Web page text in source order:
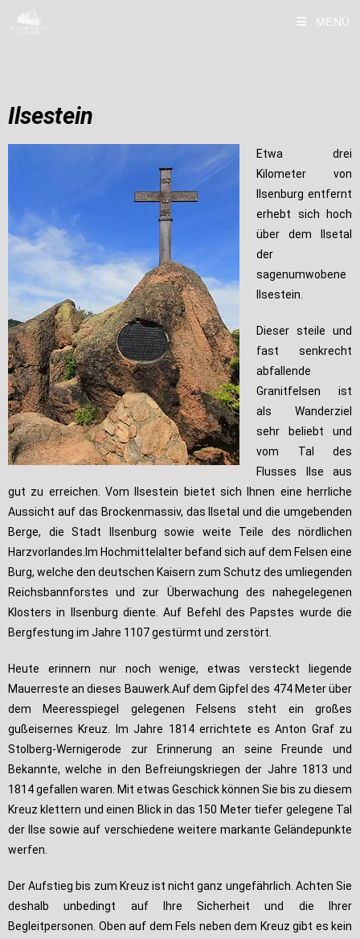
MENÜ
Ilsestein
Etwa drei
Kilometer von
Ilsenburg entfernt
erhebt sich hoch
über dem Ilsetal
der
sagenumwobene
Ilsestein.
Dieser steile und
fast senkrecht
abfallende
Granitfelsen ist
als Wanderziel
sehr beliebt und
vom Tal des
Flusses Ilse aus
gut zu erreichen. Vom Ilsestein bietet sich Ihnen eine herrliche
Aussicht auf das Brockenmassiv, das Ilsetal und die umgebenden
Berge, die Stadt Ilsenburg sowie weite Teile des nördlichen
Harzvorlandes.Im Hochmittelalter befand sich auf dem Felsen eine
Burg, welche den deutschen Kaisern zum Schutz des umliegenden
Reichsbannforstes und zur Überwachung des nahegelegenen
Klosters in Ilsenburg diente. Auf Befehl des Papstes wurde die
Bergfestung im Jahre 1107 gestürmt und zerstört.
Heute erinnern nur noch wenige, etwas versteckt liegende
Mauerreste an dieses Bauwerk.Auf dem Gipfel des 474 Meter über
dem Meeresspiegel gelegenen Felsens steht ein großes
gußeisernes Kreuz. Im Jahre 1814 errichtete es Anton Graf zu
Stolberg-Wernigerode zur Erinnerung an seine Freunde und
Bekannte, welche in den Befreiungskriegen der Jahre 1813 und
1814 gefallen waren. Mit etwas Geschick können Sie bis zu diesem
Kreuz klettern und einen Blick in das 150 Meter tiefer gelegene Tal
der Ilse sowie auf verschiedene weitere markante Geländepunkte
werfen.
Der Aufstieg bis zum Kreuz ist nicht ganz ungefährlich. Achten Sie
deshalb unbedingt auf Ihre Sicherheit und die Ihrer
Begleitpersonen. Oben auf dem Fels neben dem Kreuz gibt es kein